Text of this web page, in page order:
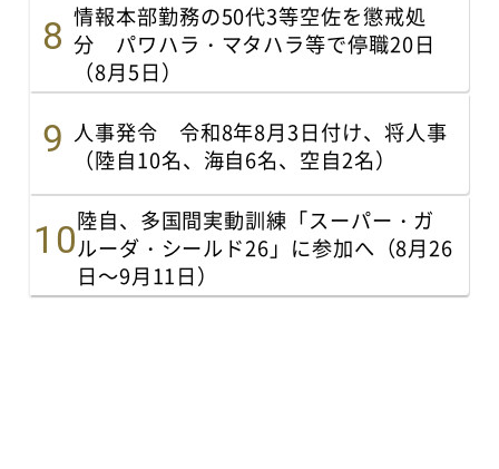
情報本部勤務の50代3等空佐を懲戒処
分 パワハラ・マタハラ等で停職20日
（8月5日）
人事発令 令和8年8月3日付け、将人事
（陸自10名、海自6名、空自2名）
陸自、多国間実動訓練「スーパー・ガ
ルーダ・シールド26」に参加へ（8月26
日～9月11日）